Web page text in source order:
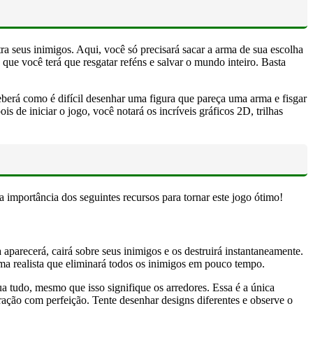
seus inimigos. Aqui, você só precisará sacar a arma de sua escolha
você terá que resgatar reféns e salvar o mundo inteiro. Basta
como é difícil desenhar uma figura que pareça uma arma e fisgar
de iniciar o jogo, você notará os incríveis gráficos 2D, trilhas
importância dos seguintes recursos para tornar este jogo ótimo!
cairá sobre seus inimigos e os destruirá instantaneamente.
realista que eliminará todos os inimigos em pouco tempo.
mesmo que isso signifique os arredores. Essa é a única
com perfeição. Tente desenhar designs diferentes e observe o